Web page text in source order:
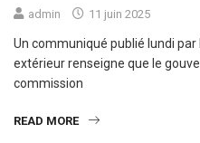
admin 11 juin 2025
Un communiqué publié lundi
extérieur renseigne que le
commission
READ MORE